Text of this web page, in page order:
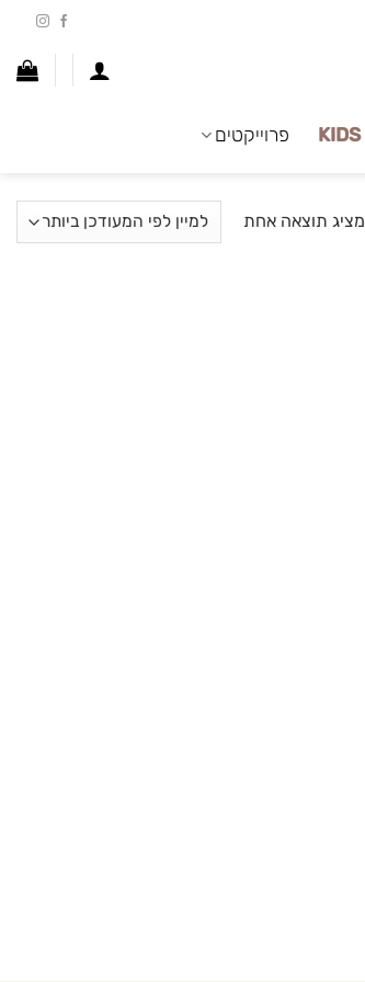
KIDS פרוייקטים
מציג תוצאה אחת